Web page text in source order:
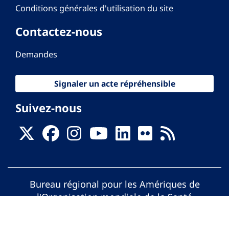
Conditions générales d'utilisation du site
Contactez-nous
Demandes
Signaler un acte répréhensible
Suivez-nous
Bureau régional pour les Amériques de
l'Organisation mondiale de la Santé